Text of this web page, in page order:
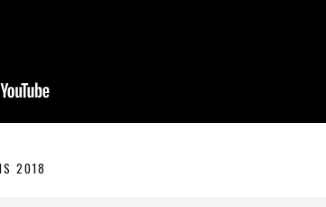
2018